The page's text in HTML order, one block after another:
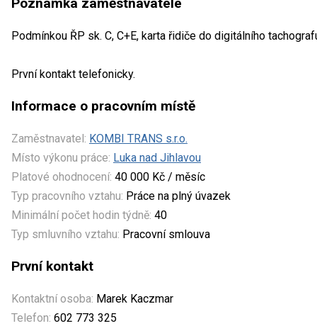
Podmínkou ŘP sk. C, C+E, karta řidiče do digitálního
První kontakt telefonicky.
Informace o pracovním místě
Zaměstnavatel: KOMBI TRANS s.r.o.
Místo výkonu práce: Luka nad Jihlavou
Platové ohodnocení: 40 000 Kč / měsíc
Typ pracovního vztahu: Práce na plný úvazek
Minimální počet hodin týdně: 40
Typ smluvního vztahu: Pracovní smlouva
První kontakt
Kontaktní osoba: Marek Kaczmar
Telefon: 602 773 325